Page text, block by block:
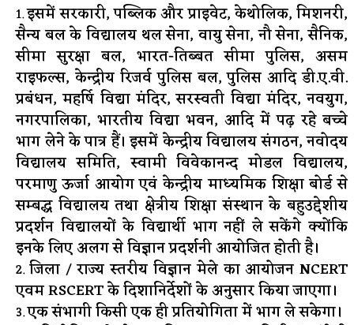
इसमें सरकारी, पब्लिक और प्राइवेट, केथोलिक, मिशनरी,
सैन्य बल के विद्यालय थल सेना, वायु सेना, नौ सेना, सैनिक,
सीमा सुरक्षा बल, भारत-तिब्बत सीमा पुलिस, असम
राइफल्स, केन्द्रीय रिजर्व पुलिस बल, पुलिस आदि डी.ए.वी.
प्रबंधन, महर्षि विद्या मंदिर, सरस्वती विद्या मंदिर, नवयुग,
नगरपालिका, भारतीय विद्या भवन, आदि में पढ़ रहे बच्चे
भाग लेने के पात्र हैं। इसमें केन्द्रीय विद्यालय संगठन, नवोदय
विद्यालय समिति, स्वामी विवेकानन्द मोडल विद्यालय,
परमाणु ऊर्जा आयोग एवं केन्द्रीय माध्यमिक शिक्षा बोर्ड से
सम्बद्ध विद्यालय तथा क्षेत्रीय शिक्षा संस्थान के बहुउद्देशीय
प्रदर्शन विद्यालयों के विद्यार्थी भाग नहीं ले सकेंगे क्योंकि
इनके लिए अलग से विज्ञान प्रदर्शनी आयोजित होती है।
जिला / राज्य स्तरीय विज्ञान मेले का आयोजन NCERT
एवम RSCERT के दिशानिर्देशों के अनुसार किया जाएगा।
एक संभागी किसी एक ही प्रतियोगिता में भाग ले सकेगा।